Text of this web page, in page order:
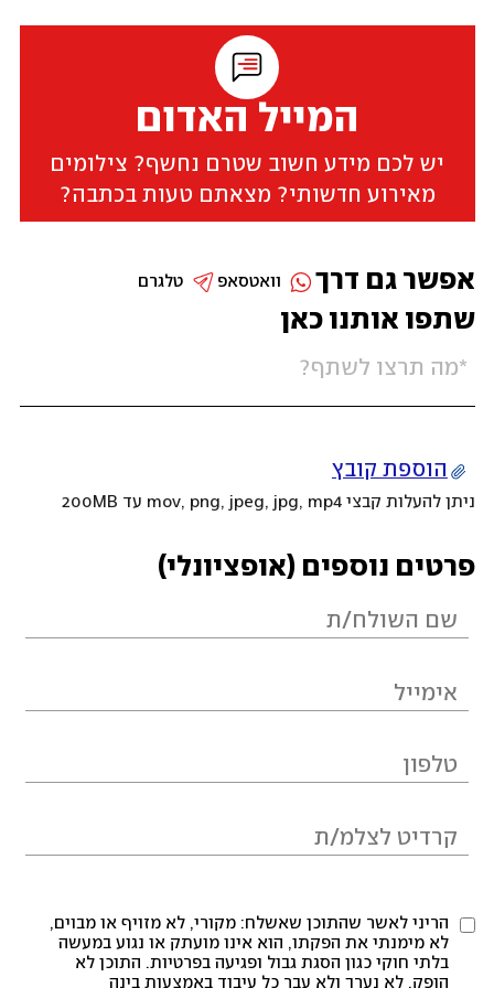
המייל האדום
יש לכם מידע חשוב שטרם נחשף? צילומים
מאירוע חדשותי? מצאתם טעות בכתבה?
שתפו אותנו כאן
הוספת קובץ
ניתן להעלות קבצי mov, png, jpeg, jpg, mp4 עד 200MB
פרטים נוספים (אופציונלי)
הריני לאשר שהתוכן שאשלח: מקורי, לא מזויף או מבוים,
לא מימנתי את הפקתו, הוא אינו מועתק או נגוע במעשה
בלתי חוקי כגון הסגת גבול ופגיעה בפרטיות. התוכן לא
הופק, לא נערך ולא עבר כל עיבוד באמצעות בינה
אפשר גם דרך טלגרם וואטסאפ